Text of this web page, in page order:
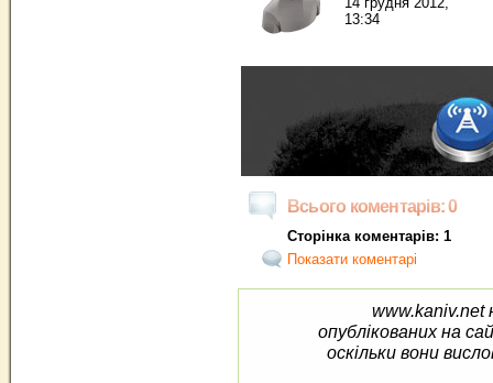
13:34
Всього коментарів: 0
Сторінка коментарів: 1
Показати коментарі
www.kaniv.net
опублікованих на
оскільки вони